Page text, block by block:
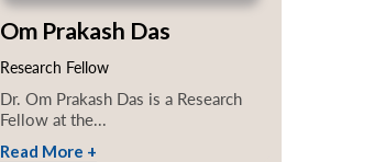
Om Prakash Das
Research Fellow
Dr. Om Prakash Das is a Research
Fellow at the...
Read More +